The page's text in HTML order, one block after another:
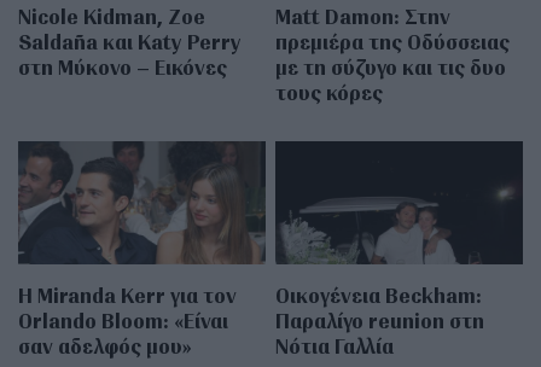
Nicole Kidman, Zoe
Saldaña και Katy Perry
στη Μύκονο – Εικόνες
Matt Damon: Στην
πρεμιέρα της Οδύσσειας
με τη σύζυγο και τις δυο
τους κόρες
Η Miranda Kerr για τον
Orlando Bloom: «Είναι
σαν αδελφός μου»
Οικογένεια Beckham:
Παραλίγο reunion στη
Νότια Γαλλία